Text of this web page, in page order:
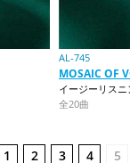
AL-745
MOSAIC OF
イージーリスニ
全20曲
1 2 3 4 5